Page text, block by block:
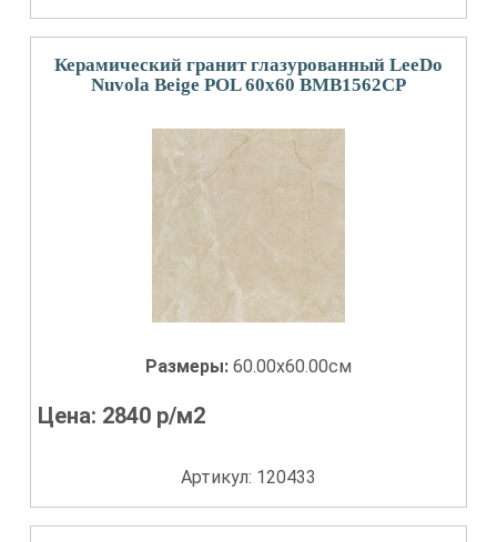
Керамический гранит глазурованный LeeDo
Nuvola Beige POL 60x60 BMB1562CP
Размеры: 60.00x60.00см
Цена: 2840 р/м2
Артикул: 120433